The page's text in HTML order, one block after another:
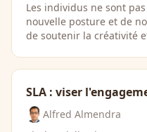
Les individus ne sont
nouvelle posture et de
de soutenir la créativité
SLA : viser
Alfred Almendra